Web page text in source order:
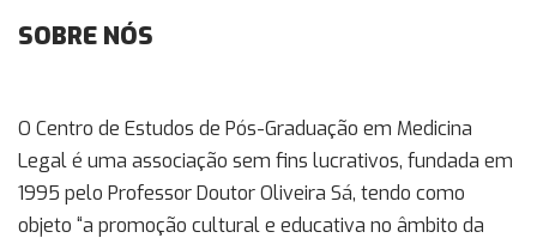
SOBRE NÓS
O Centro de Estudos de Pós-Graduação em Medicina
Legal é uma associação sem fins lucrativos, fundada em
1995 pelo Professor Doutor Oliveira Sá, tendo como
objeto “a promoção cultural e educativa no âmbito da